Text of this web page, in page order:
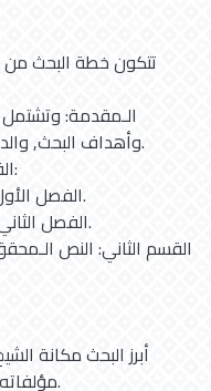
تتكون خطة البحث
الـمقدمة:
وأهداف البحث,
الفصل
الفصل
القسم الثاني: النص